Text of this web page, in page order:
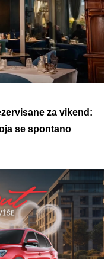
za vikend:
se spontano